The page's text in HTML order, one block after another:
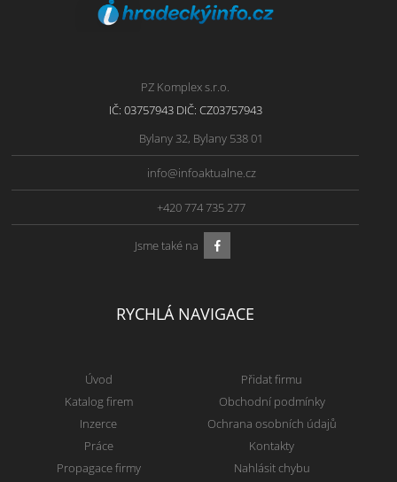
PZ Komplex s.r.o.
IČ: 03757943 DIČ: CZ03757943
Bylany 32, Bylany 538 01
info@infoaktualne.cz
+420 774 735 277
Jsme také na
RYCHLÁ NAVIGACE
Úvod
Katalog firem
Inzerce
Práce
Propagace firmy
Přidat firmu
Obchodní podmínky
Ochrana osobních údajů
Kontakty
Nahlásit chybu